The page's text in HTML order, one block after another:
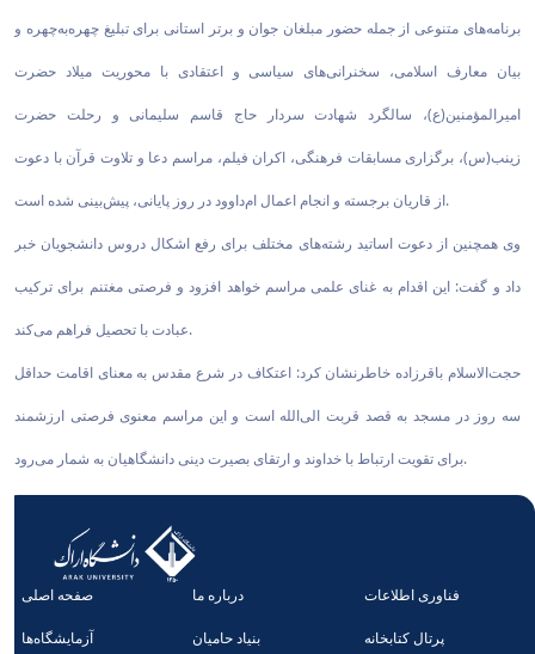
برنامه‌های متنوعی از جمله حضور مبلغان جوان و برتر استانی برای تبلیغ چهره‌به‌چهره و
بیان معارف اسلامی، سخنرانی‌های سیاسی و اعتقادی با محوریت میلاد حضرت
امیرالمؤمنین(ع)، سالگرد شهادت سردار حاج قاسم سلیمانی و رحلت حضرت
زینب(س)، برگزاری مسابقات فرهنگی، اکران فیلم، مراسم دعا و تلاوت قرآن با دعوت
از قاریان برجسته و انجام اعمال ام‌داوود در روز پایانی، پیش‌بینی شده است.
وی همچنین از دعوت اساتید رشته‌های مختلف برای رفع اشکال دروس دانشجویان خبر
داد و گفت: این اقدام به غنای علمی مراسم خواهد افزود و فرصتی مغتنم برای ترکیب
عبادت با تحصیل فراهم می‌کند.
حجت‌الاسلام باقرزاده خاطرنشان کرد: اعتکاف در شرع مقدس به معنای اقامت حداقل
سه روز در مسجد به قصد قربت الی‌الله است و این مراسم معنوی فرصتی ارزشمند
برای تقویت ارتباط با خداوند و ارتقای بصیرت دینی دانشگاهیان به شمار می‌رود.
صفحه اصلی درباره ما فناوری اطلاعات
آزمایشگاه‌ها بنیاد حامیان پرتال کتابخانه